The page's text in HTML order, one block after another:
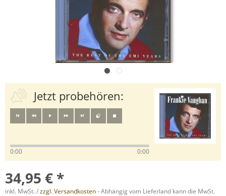
Jetzt probehören:
0:00 0:00
34,95 € *
inkl. MwSt. /zzgl. Versandkosten- Abhängig vom Lieferland kann die MwSt.